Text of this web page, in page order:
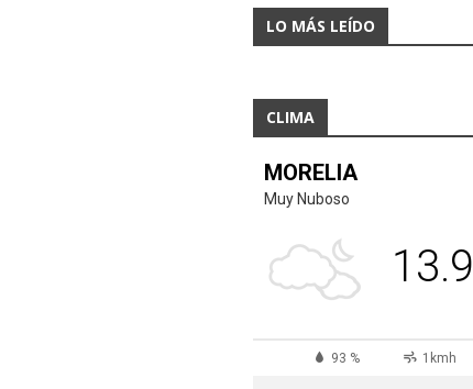
LO MÁS LEÍDO
CLIMA
MORELIA
Muy Nuboso
13.9
93 % 1kmh